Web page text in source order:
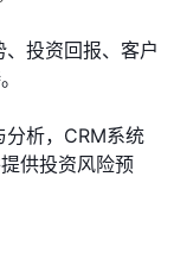
投资回报、客户
析，CRM系统
供投资风险预